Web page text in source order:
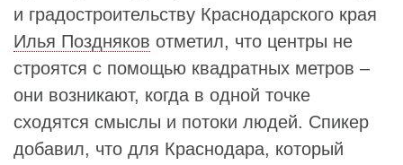
и градостроительству Краснодарского края
Илья Поздняков отметил, что центры не
строятся с помощью квадратных метров –
они возникают, когда в одной точке
сходятся смыслы и потоки людей. Спикер
добавил, что для Краснодара, который